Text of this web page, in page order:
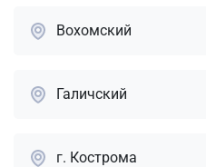
Вохомский
Галичский
г. Кострома